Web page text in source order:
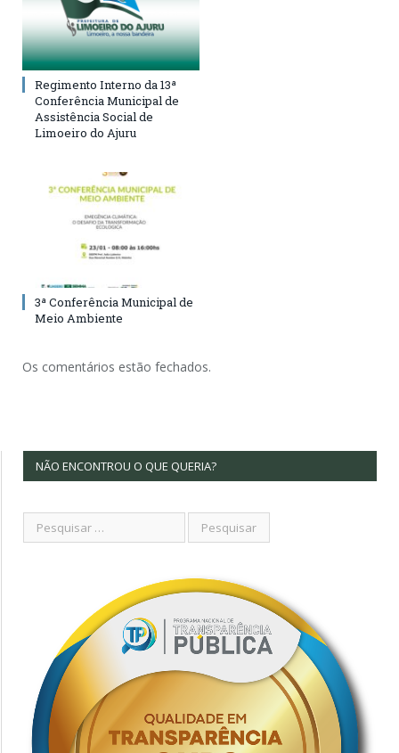
Regimento Interno da 13ª
Conferência Municipal de
Assistência Social de
Limoeiro do Ajuru
3ª Conferência Municipal de
Meio Ambiente
Os comentários estão fechados.
NÃO ENCONTROU O QUE QUERIA?